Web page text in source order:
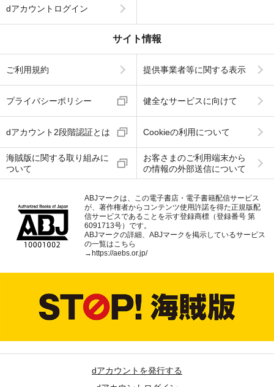
dアカウントログイン
サイト情報
ご利用規約 提供事業者等に関する表示
プライバシーポリシー 健全なサービスに向けて
dアカウント2段階認証とは Cookieの利用について
海賊版に関する取り組みに
ついて
お客さまのご利用端末から
の情報の外部送信について
ABJマークは、この電子書店・電子書籍配信サービス
が、著作権者からコンテンツ使用許諾を得た正規版配
信サービスであることを示す登録商標（登録番号 第
6091713号）です。
ABJマークの詳細、ABJマークを掲示しているサービス
の一覧はこちら
→ https://aebs.or.jp/
dアカウントを発行する